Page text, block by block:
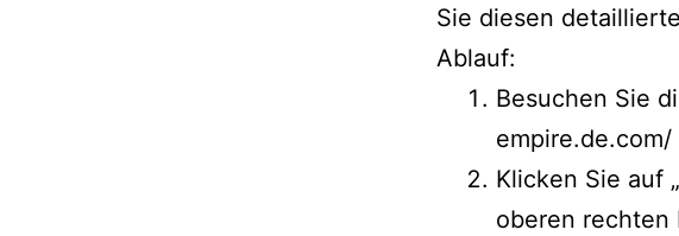
Sie diesen
Ablauf:
Besuchen Sie
Klicken Sie auf
oberen rechten